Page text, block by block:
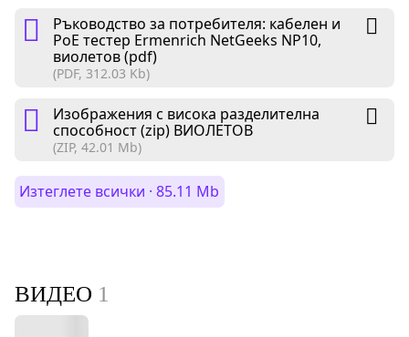
Ръководство за потребителя: кабелен и
PoE тестер Ermenrich NetGeeks NP10,
виолетов (pdf)
(PDF, 312.03 Kb)
Изображения с висока разделителна
способност (zip) ВИОЛЕТОВ
(ZIP, 42.01 Mb)
Изтеглете всички · 85.11 Mb
ВИДЕО 1